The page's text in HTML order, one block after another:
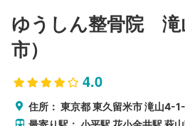
ゆうしん整骨院 滝
市）
4.0
住所：東京都東久留米市滝山4-